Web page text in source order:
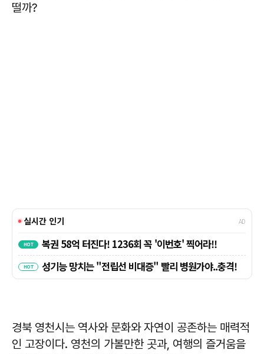
떨까?
경북 영천시는 역사와 문화와 자연이 공존하는 매력적
인 고장이다. 영천의 가볼만한 곳과, 여행의 즐거움을